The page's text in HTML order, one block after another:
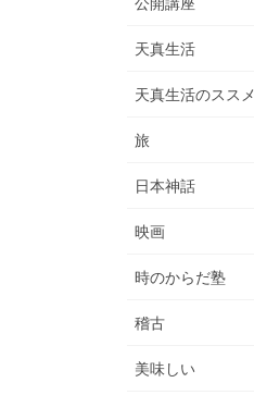
公開講座
天真生活
天真生活のススメ
旅
日本神話
映画
時のからだ塾
稽古
美味しい